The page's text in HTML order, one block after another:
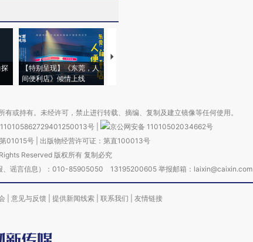
探
【特别呈现】《东莞，人
间便利店》倾情上线
【推广】走进第四届链博
或持有。未经许可，禁止进行转载、摘编、复制及建立镜像等任何使用。
号
京公网安备 11010502034662号
01015号| 出版物经营许可证：第直100013号
Reserved 版权所有 复制必究
、谣言信息）：010-85905050 13195200605 举报邮箱：laixin@caixin.com
意见与反馈 提供新闻线索 联系我们 友情链接